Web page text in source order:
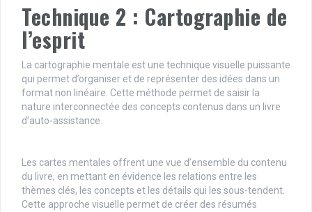
Technique 2 : Cartographie de
l’esprit
La cartographie mentale est une technique visuelle puissante
qui permet d’organiser et de représenter des idées dans un
format non linéaire. Cette méthode permet de saisir la
nature interconnectée des concepts contenus dans un livre
d’auto-assistance.
Les cartes mentales offrent une vue d’ensemble du contenu
du livre, en mettant en évidence les relations entre les
thèmes clés, les concepts et les détails qui les sous-tendent.
Cette approche visuelle permet de créer des résumés